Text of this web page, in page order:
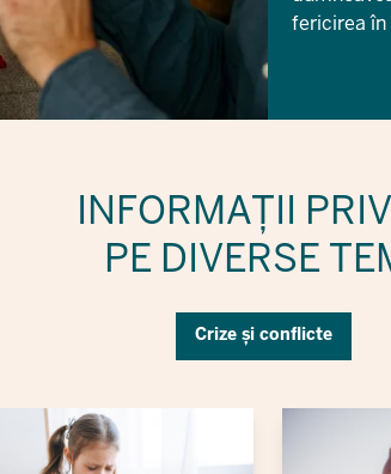
fericirea în
INFORMAȚII
PE DIVERSE
Crize și conflicte